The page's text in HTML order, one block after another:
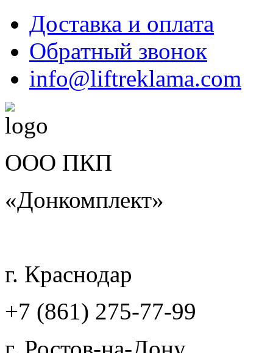
Доставка и оплата
Обратный звонок
info@liftreklama.com
ООО ПКП
«Донкомплект»
г. Краснодар
+7 (861) 275-77-99